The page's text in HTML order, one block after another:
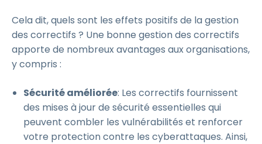
Cela dit, quels sont les effets positifs de la gestion
des correctifs ? Une bonne gestion des correctifs
apporte de nombreux avantages aux organisations,
y compris :
Sécurité améliorée: Les correctifs fournissent
des mises à jour de sécurité essentielles qui
peuvent combler les vulnérabilités et renforcer
votre protection contre les cyberattaques. Ainsi,